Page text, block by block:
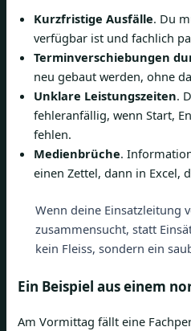
Kurzfristige Ausfälle. Du
verfügbar ist und fachlich
Terminverschiebungen
neu gebaut werden, ohne
Unklare Leistungszeiten.
fehleranfällig, wenn Start,
fehlen.
Medienbrüche.
einen Zettel, dann in Excel,
Wenn deine Einsatzleitung
zusammensucht, statt
kein Fleiss, sondern ein
Ein Beispiel aus einem
Am Vormittag fällt eine